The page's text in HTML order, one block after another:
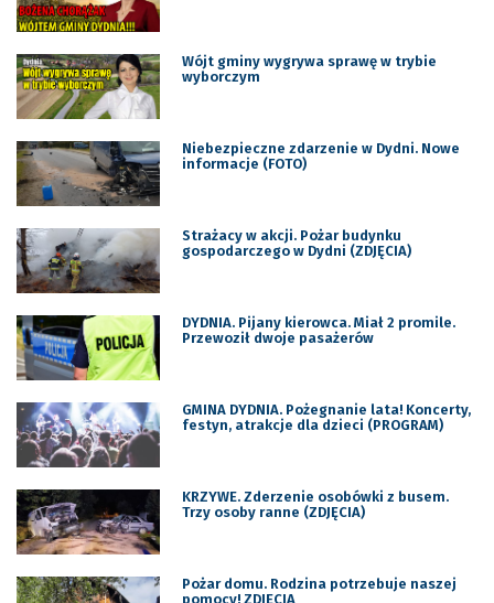
Wójt gminy wygrywa sprawę w trybie
wyborczym
Niebezpieczne zdarzenie w Dydni. Nowe
informacje (FOTO)
Strażacy w akcji. Pożar budynku
gospodarczego w Dydni (ZDJĘCIA)
DYDNIA. Pijany kierowca. Miał 2 promile.
Przewoził dwoje pasażerów
GMINA DYDNIA. Pożegnanie lata! Koncerty,
festyn, atrakcje dla dzieci (PROGRAM)
KRZYWE. Zderzenie osobówki z busem.
Trzy osoby ranne (ZDJĘCIA)
Pożar domu. Rodzina potrzebuje naszej
pomocy! ZDJECIA